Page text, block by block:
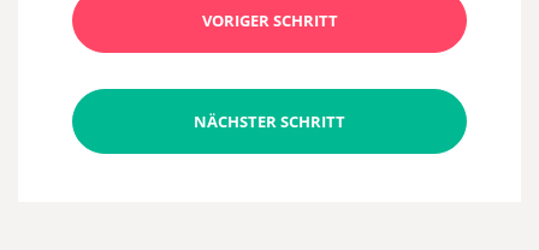
VORIGER SCHRITT
NÄCHSTER SCHRITT